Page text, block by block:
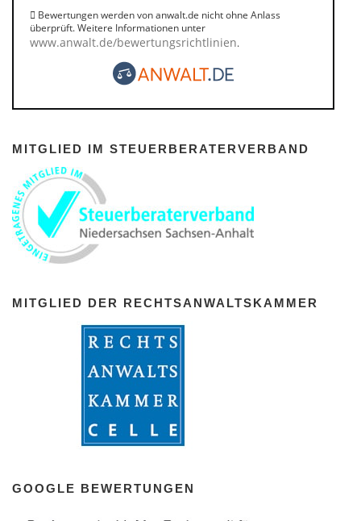
Bewertungen werden von anwalt.de nicht ohne Anlass
überprüft. Weitere Informationen unter
www.anwalt.de/bewertungsrichtlinien.
MITGLIED IM STEUERBERATERVERBAND
MITGLIED DER RECHTSANWALTSKAMMER
GOOGLE BEWERTUNGEN